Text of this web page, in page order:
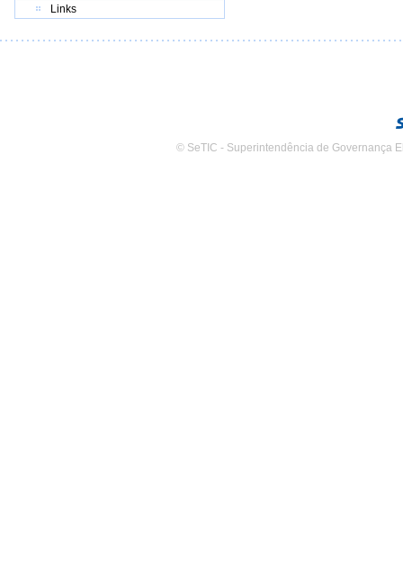
Links
© SeTIC - Superintendência de Governança